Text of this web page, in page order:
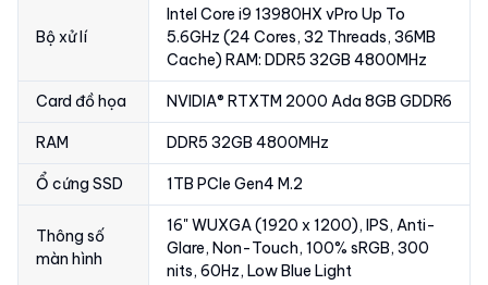
Bộ xử lí
Intel Core i9 13980HX vPro Up To
5.6GHz (24 Cores, 32 Threads, 36MB
Cache) RAM: DDR5 32GB 4800MHz
Card đồ họa NVIDIA® RTXTM 2000 Ada 8GB GDDR6
RAM DDR5 32GB 4800MHz
Ổ cứng SSD 1TB PCIe Gen4 M.2
Thông số
màn hình
16" WUXGA (1920 x 1200), IPS, Anti-
Glare, Non-Touch, 100% sRGB, 300
nits, 60Hz, Low Blue Light